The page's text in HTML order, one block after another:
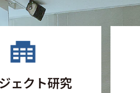
ェクト研究